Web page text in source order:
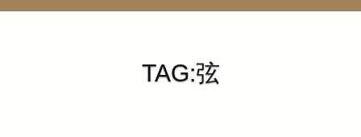
TAG:弦